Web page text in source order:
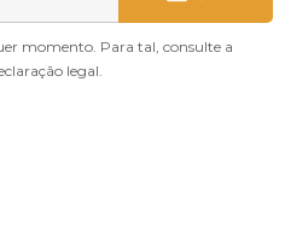
momento. Para tal, consulte a
legal.